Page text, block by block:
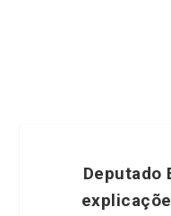
Deputado